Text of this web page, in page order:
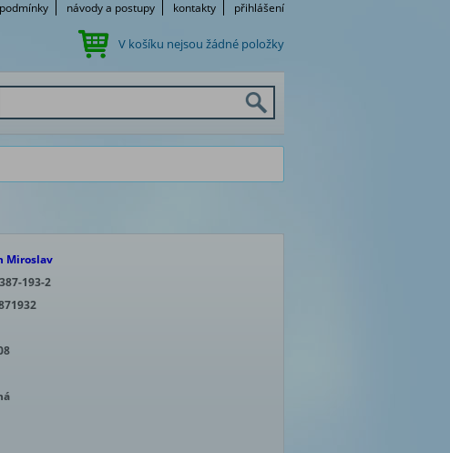
návody a postupy kontakty přihlášení
V košíku nejsou žádné položky
Miroslav
193-2